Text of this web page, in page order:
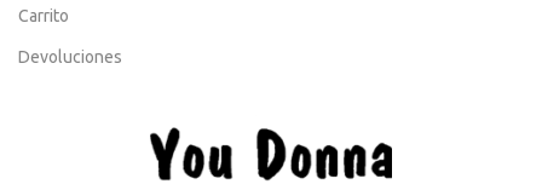
Carrito
Devoluciones